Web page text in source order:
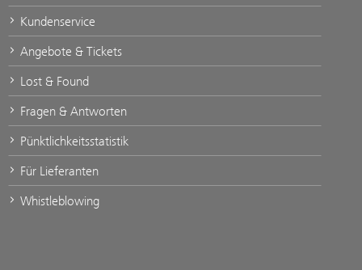
Kundenservice
Angebote & Tickets
Lost & Found
Fragen & Antworten
Pünktlichkeitsstatistik
Für Lieferanten
Whistleblowing